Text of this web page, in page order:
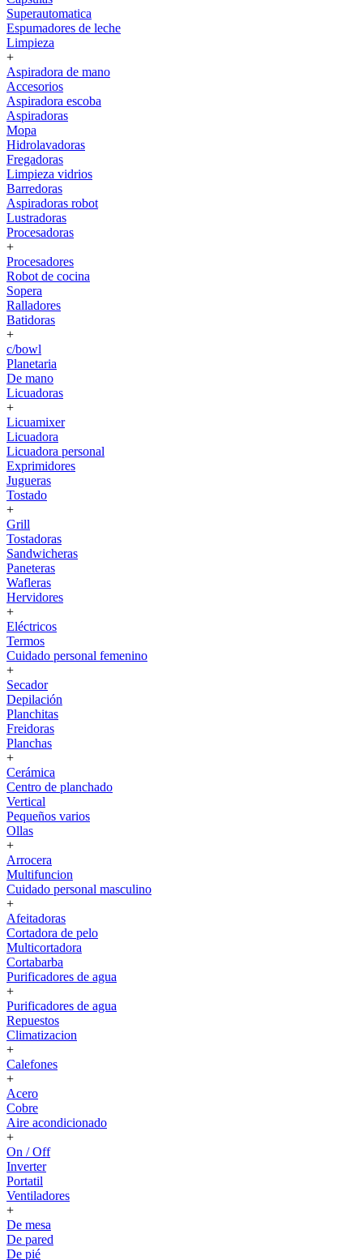
Superautomatica
Espumadores de leche
Limpieza
+
Aspiradora de mano
Accesorios
Aspiradora escoba
Aspiradoras
Mopa
Hidrolavadoras
Fregadoras
Limpieza vidrios
Barredoras
Aspiradoras robot
Lustradoras
Procesadoras
+
Procesadores
Robot de cocina
Sopera
Ralladores
Batidoras
+
c/bowl
Planetaria
De mano
Licuadoras
+
Licuamixer
Licuadora
Licuadora personal
Exprimidores
Jugueras
Tostado
+
Grill
Tostadoras
Sandwicheras
Paneteras
Wafleras
Hervidores
+
Eléctricos
Termos
Cuidado personal femenino
+
Secador
Depilación
Planchitas
Freidoras
Planchas
+
Cerámica
Centro de planchado
Vertical
Pequeños varios
Ollas
+
Arrocera
Multifuncion
Cuidado personal masculino
+
Afeitadoras
Cortadora de pelo
Multicortadora
Cortabarba
Purificadores de agua
+
Purificadores de agua
Repuestos
Climatizacion
+
Calefones
+
Acero
Cobre
Aire acondicionado
+
On / Off
Inverter
Portatil
Ventiladores
+
De mesa
De pared
De pié